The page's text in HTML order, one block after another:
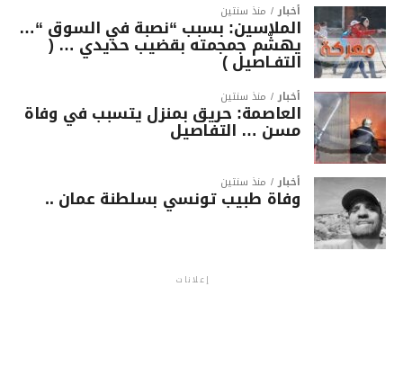
أخبار منذ سنتين
الملاسين: بسبب “نصبة في السوق “…
يهشّم جمجمته بقضيب حديدي … (
التفـاصيل )
أخبار منذ سنتين
العاصمة: حريق بمنزل يتسبب في وفاة
مسن … التفاصيل
أخبار منذ سنتين
وفاة طبيب تونسي بسلطنة عمان ..
إعلانات